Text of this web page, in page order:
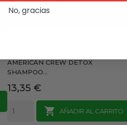
AMERICAN CREW DETOX
SHAMPOO...
Precio
13,35 €

AÑADIR AL CARRITO
No, gracias